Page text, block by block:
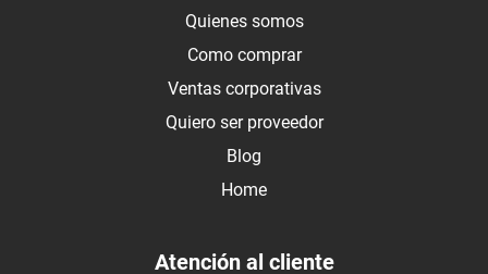
Quienes somos
Como comprar
Ventas corporativas
Quiero ser proveedor
Blog
Home
Atención al cliente